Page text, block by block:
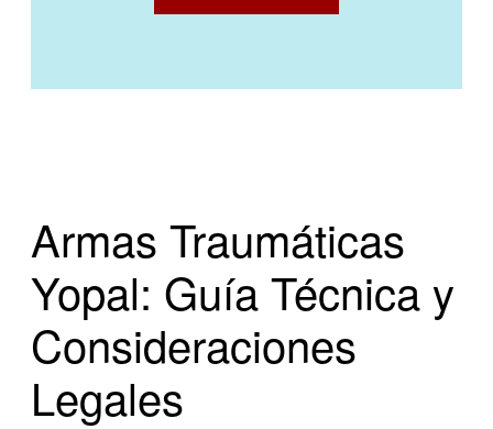
Armas Traumáticas
Yopal: Guía Técnica y
Consideraciones
Legales